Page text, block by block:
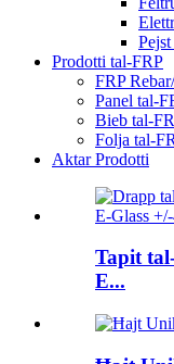
Prodotti tal-FRP
FRP
Panel tal-
Bieb tal-
Folja tal-
Aktar Prodotti
Tapit
E...